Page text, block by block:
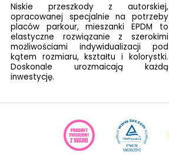
Niskie przeszkody z autorskiej,
opracowanej specjalnie na potrzeby
placów parkour, mieszanki EPDM to
elastyczne rozwiązanie z szerokimi
możliwościami indywidualizacji pod
kątem rozmiaru, kształtu i kolorystki.
Doskonale urozmaicają każdą
inwestycję.